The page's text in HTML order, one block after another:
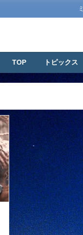
TOP トピックス